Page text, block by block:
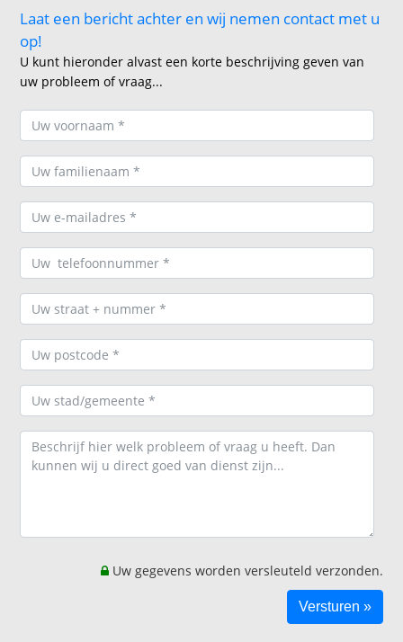
Laat een bericht achter en wij nemen contact met u
op!
U kunt hieronder alvast een korte beschrijving geven van
uw probleem of vraag...
Uw gegevens worden versleuteld verzonden.